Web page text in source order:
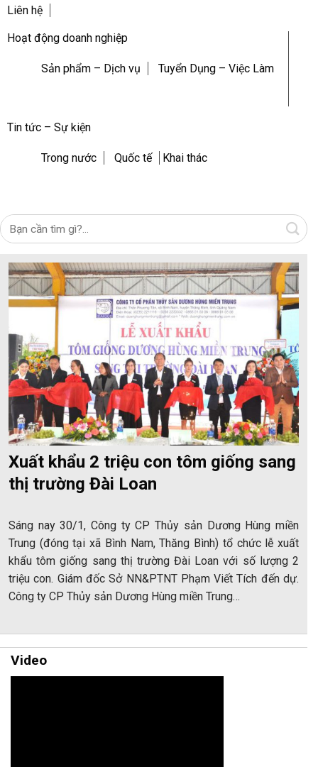
Liên hệ
Hoạt động doanh nghiệp
Sản phẩm – Dịch vụ Tuyển Dụng – Việc Làm
Tin tức – Sự kiện
Trong nước Quốc tế Khai thác
Xuất khẩu 2 triệu con tôm giống sang
thị trường Đài Loan
Sáng nay 30/1, Công ty CP Thủy sản Dương Hùng miền
Trung (đóng tại xã Bình Nam, Thăng Bình) tổ chức lễ xuất
khẩu tôm giống sang thị trường Đài Loan với số lượng 2
triệu con. Giám đốc Sở NN&PTNT Phạm Viết Tích đến dự.
Công ty CP Thủy sản Dương Hùng miền Trung…
Video